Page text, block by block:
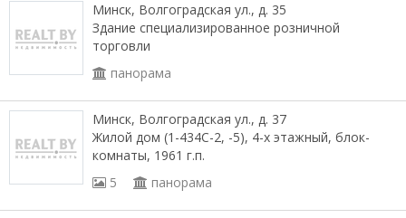
Минск, Волгоградская ул., д. 35
Здание специализированное розничной
торговли
панорама
Минск, Волгоградская ул., д. 37
Жилой дом (1-434С-2, -5), 4-х этажный, блок-
комнаты, 1961 г.п.
5
панорама